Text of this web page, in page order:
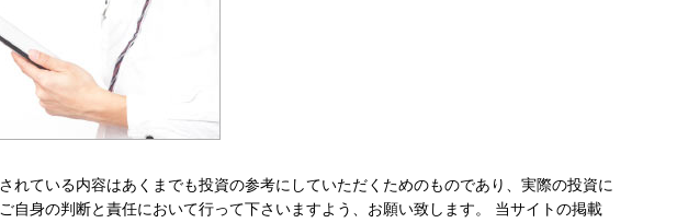
れている内容はあくまでも投資の参考にしていただくためのものであり、実際の投資に
自身の判断と責任において行って下さいますよう、お願い致します。 当サイトの掲載